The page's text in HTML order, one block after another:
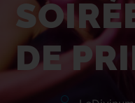
DE